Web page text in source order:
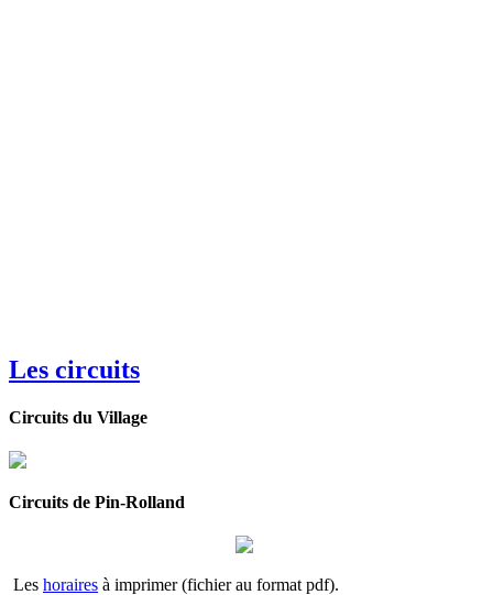
Les circuits
Circuits du Village
Circuits de Pin-Rolland
Les horaires à imprimer (fichier au format pdf).